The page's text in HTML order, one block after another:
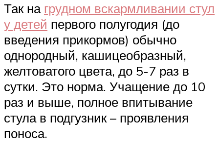
Так на грудном вскармливании стул
у детей первого полугодия (до
введения прикормов) обычно
однородный, кашицеобразный,
желтоватого цвета, до 5-7 раз в
сутки. Это норма. Учащение до 10
раз и выше, полное впитывание
стула в подгузник – проявления
поноса.